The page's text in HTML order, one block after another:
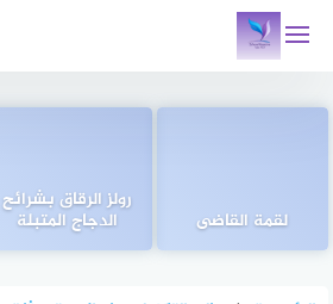
المحتوى
لقمة القاضى
رولز الرقاق بشرائح
الدجاج المتبلة